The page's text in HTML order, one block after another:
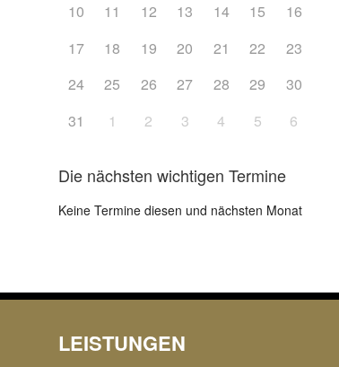
10
11 12 13 14 15
16
17
18 19 20 21 22
23
24
25 26 27 28 29
30
31
1 2 3 4 5 6
Die nächsten wichtigen Termine
Keine Termine diesen und nächsten Monat
LEISTUNGEN